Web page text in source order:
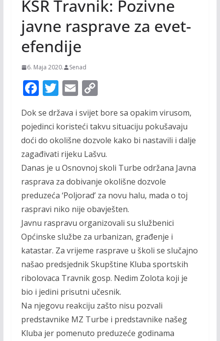
KSR Travnik: Pozivne
javne rasprave za evet-
efendije
6. Maja 2020. Senad
F
e
b
o
o
k
T
w
itt
er
E
ai
l
C
p
y
Li
n
k
Dok se država i svijet bore sa opakim virusom,
pojedinci koristeći takvu situaciju pokušavaju
doći do okolišne dozvole kako bi nastavili i dalje
zagađivati rijeku Lašvu.
Danas je u Osnovnoj skoli Turbe održana Javna
rasprava za dobivanje okolišne dozvole
preduzeća ‘Poljorad’ za novu halu, mada o toj
raspravi niko nije obavješten.
Javnu raspravu organizovali su službenici
Općinske službe za urbanizan, građenje i
katastar. Za vrijeme rasprave u školi se slučajno
našao predsjednik Skupštine Kluba sportskih
ribolovaca Travnik gosp. Nedim Zolota koji je
bio i jedini prisutni učesnik.
Na njegovu reakciju zašto nisu pozvali
predstavnike MZ Turbe i predstavnike našeg
Kluba jer pomenuto preduzeće godinama